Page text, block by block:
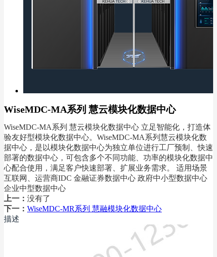
WiseMDC-MA系列 慧云模块化数据中心
WiseMDC-MA系列 慧云模块化数据中心 立足智能化，打造体
验友好型模块化数据中心。WiseMDC-MA系列慧云模块化数
据中心，是以模块化数据中心为独立单位进行工厂预制、快速
部署的数据中心，可包含多个不同功能、功率的模块化数据中
心配合使用，满足客户快速部署、扩展业务需求。 适用场景
互联网、运营商IDC 金融证券数据中心 政府中小型数据中心
企业中型数据中心
上一： 没有了
下一： WiseMDC-MR系列 慧融模块化数据中心
描述